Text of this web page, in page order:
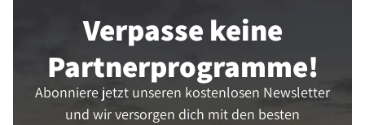
Verpasse keine
Partner­programme!
Abonniere jetzt unseren kostenlosen Newsletter
und wir versorgen dich mit den besten